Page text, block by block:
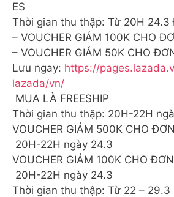
ES
Thời gian thu thập: Từ 20H 24.3
– VOUCHER GIẢM 100K CHO
– VOUCHER GIẢM 50K CHO
Lưu ngay: https://
lazada/vn/
️ MUA LÀ FREESHIP
Thời gian thu thập: 20H-22H
VOUCHER GIẢM 500K CHO
20H-22H ngày 24.3
VOUCHER GIẢM 100K CHO
20H-22H ngày 24.3
Thời gian thu thập: Từ 22 – 29.3